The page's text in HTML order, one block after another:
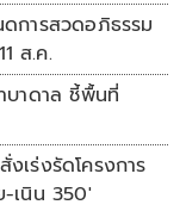
การสวดอภิธรรม
ส.ค.
บาดาล ชี้พื้นที่
เร่งรัดโครงการ
-เนิน 350'